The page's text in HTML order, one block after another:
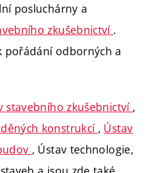
posluchárny a
zkušebnictví .
pořádání odborných a
stavebního zkušebnictví ,
konstrukcí , Ústav
, Ústav technologie,